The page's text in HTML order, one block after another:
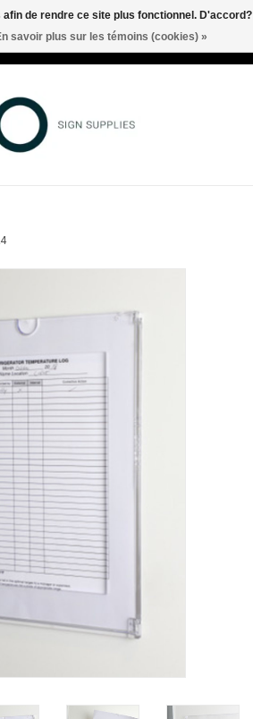
67
de rendre ce site plus fonctionnel. D'accord?
savoir plus sur les témoins (cookies) »